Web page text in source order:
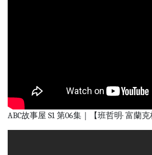
ABC故事屋 S1 第06集｜【班哲明· 富蘭克